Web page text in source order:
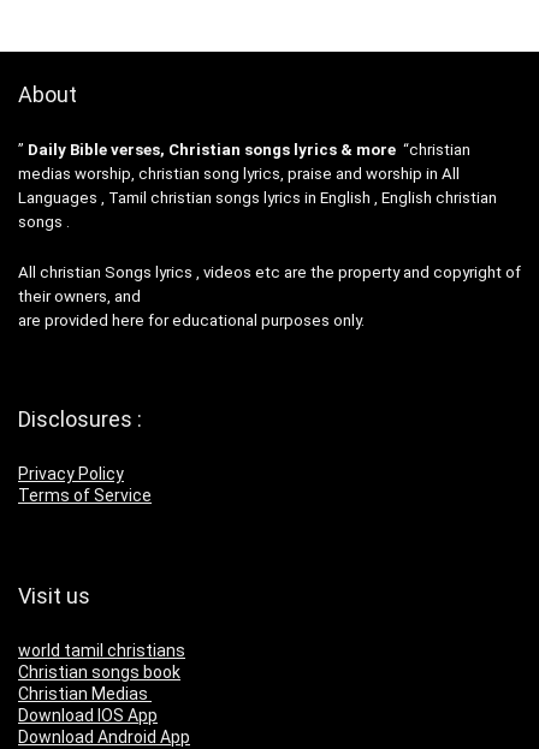
About
” Daily Bible verses, Christian songs lyrics & more “christian
medias worship, christian song lyrics, praise and worship in All
Languages , Tamil christian songs lyrics in English , English christian
songs .
All christian Songs lyrics , videos etc are the property and copyright of
their owners, and
are provided here for educational purposes only.
Disclosures :
Privacy Policy
Terms of Service
Visit us
world tamil christians
Christian songs book
Christian Medias
Download IOS App
Download Android App